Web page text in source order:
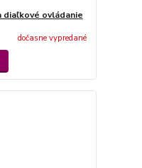
diaľkové ovládanie
dočasne vypredané